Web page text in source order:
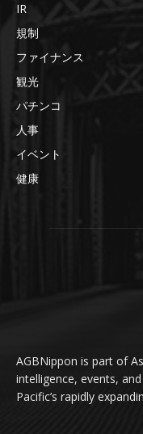
IR
規制
ファイナンス
観光
パチンコ
人事
イベント
健康
AGBNippon is part of
intelligence, events,
Pacific’s rapidly